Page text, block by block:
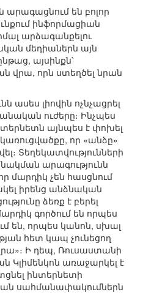
են բոլոր
ինֆորմացիան
արձագանքելու
մեդիաներն այն
այսինքն՝
վրա, որն ստեղծել նրան
ասես լիովին ոչնչացրել
ուժերը։ Ինչպես
այնպես է փոխել
որ «անձը»
Տեղեկատվությունների
արագությունն
մարդիկ չեն հասցնում
իրենց անձնական
ձեռք է բերել
գործում են որպես
են, որպես կանոն, սխալ
հետ կապ չունեցող
Ի դեպ, Ռուսաստանի
առաջարկել է
ինտերնետի
սահմանափակումներն